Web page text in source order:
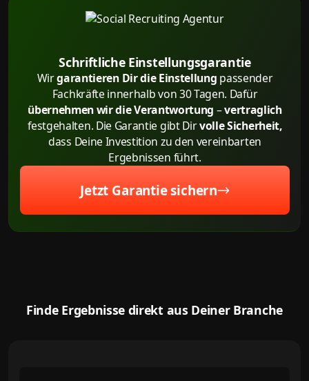
Schriftliche Einstellungsgarantie
Wirgarantieren Dir die Einstellung passender
Fachkräfte innerhalb von 30 Tagen. Dafür
übernehmen wir die Verantwortung –vertraglich
festgehalten. Die Garantie gibt Dirvolle Sicherheit,
dass Deine Investition zu den vereinbarten
Ergebnissen führt.
Jetzt Garantie sichern
Finde Ergebnisse direkt aus Deiner Branche